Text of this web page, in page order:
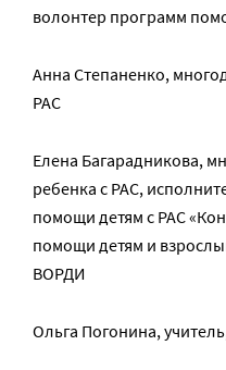
волонтер программ
Анна Степаненко,
РАС
Елена Багарадникова,
ребенка с РАС,
помощи детям с РАС
помощи детям и
ВОРДИ
Ольга Погонина,